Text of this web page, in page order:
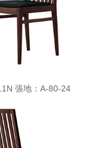
1N 張地：A-80-24